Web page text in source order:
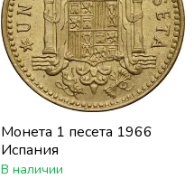
Монета 1 песета 1966
Испания
В наличии